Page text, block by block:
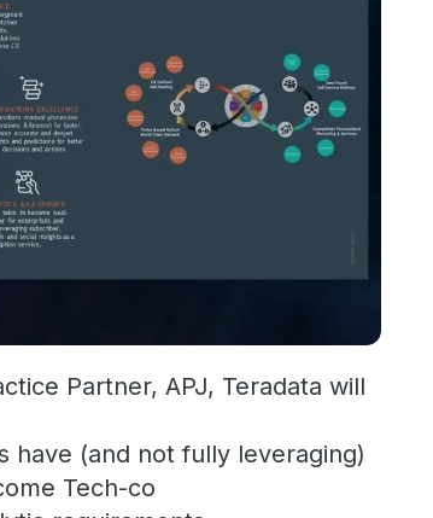
Partner, APJ, Teradata will
have (and not fully leveraging)
Tech-co